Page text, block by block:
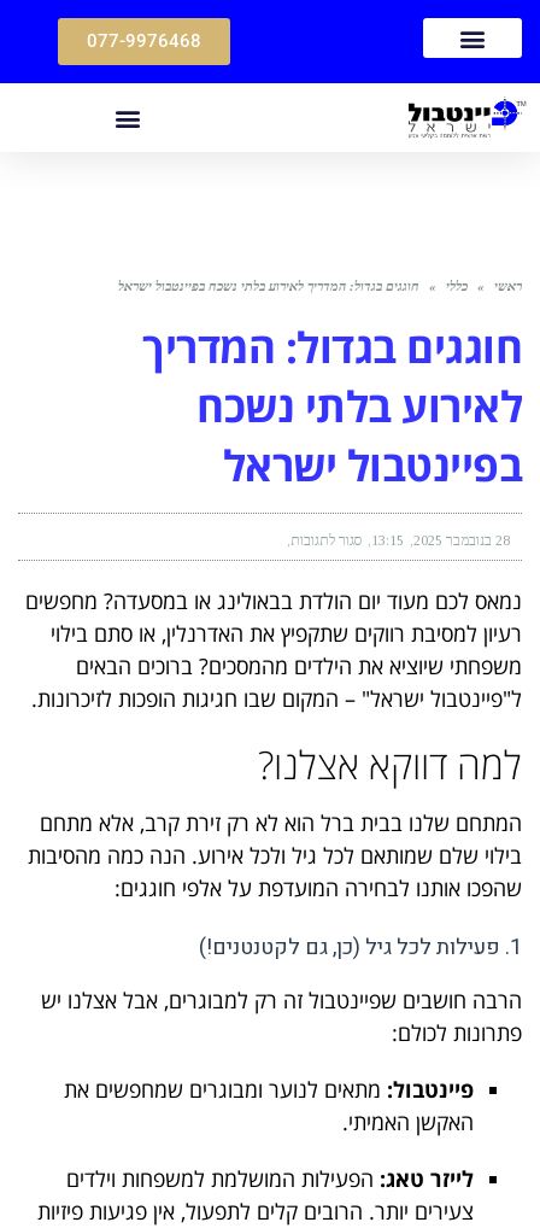
077-9976468
ראשי » כללי » חוגגים בגדול: המדריך לאירוע בלתי נשכח בפיינטבול ישראל
חוגגים בגדול: המדריך
לאירוע בלתי נשכח
בפיינטבול ישראל
28 בנובמבר 2025 13:15 סגור לתגובות
נמאס לכם מעוד יום הולדת בבאולינג או במסעדה? מחפשים
רעיון למסיבת רווקים שתקפיץ את האדרנלין, או סתם בילוי
משפחתי שיוציא את הילדים מהמסכים? ברוכים הבאים
ל"פיינטבול ישראל" – המקום שבו חגיגות הופכות לזיכרונות.
למה דווקא אצלנו?
המתחם שלנו בבית ברל הוא לא רק זירת קרב, אלא מתחם
בילוי שלם שמותאם לכל גיל ולכל אירוע. הנה כמה מהסיבות
שהפכו אותנו לבחירה המועדפת על אלפי חוגגים:
1. פעילות לכל גיל (כן, גם לקטנטנים!)
הרבה חושבים שפיינטבול זה רק למבוגרים, אבל אצלנו יש
פתרונות לכולם:
פיינטבול: מתאים לנוער ומבוגרים שמחפשים את
האקשן האמיתי.
לייזר טאג: הפעילות המושלמת למשפחות וילדים
צעירים יותר. הרובים קלים לתפעול, אין פגיעות פיזיות